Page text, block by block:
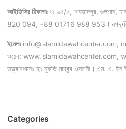
আইডিসির ঠিকানাঃখঃ ৬৫/৫, শাহজাদপুর, গুলশান,
820 094, +88 01716 988 953 ( নগদ/
ইমেলঃ info@islamidawahcenter.com,
ওয়েব: www.islamidawahcenter.com,
তত্ত্বাবধানেঃ হাঃ মুফতি মাহবুব ওসমানী ( এম. এ. ইন
Categories